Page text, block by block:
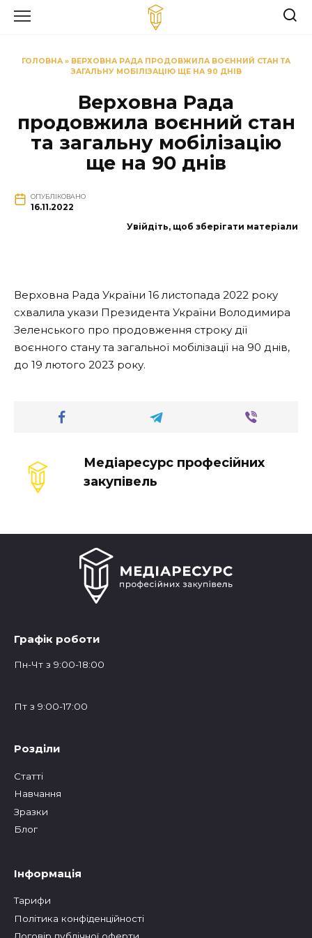
ГОЛОВНА» ВЕРХОВНА РАДА ПРОДОВЖИЛА ВОЄННИЙ СТАН ТА
ЗАГАЛЬНУ МОБІЛІЗАЦІЮ ЩЕ НА 90 ДНІВ
Верховна Рада
продовжила воєнний стан
та загальну мобілізацію
ще на 90 днів
ОПУБЛІКОВАНО
16.11.2022
Увійдіть, щоб зберігати матеріали
Верховна Рада України 16 листопада 2022 року
схвалила укази Президента України Володимира
Зеленського про продовження строку дії
воєнного стану та загальної мобілізації на 90 днів,
до 19 лютого 2023 року.
Медіаресурс професійних
закупівель
Графік роботи
Пн-Чт з 9:00-18:00
Пт з 9:00-17:00
Розділи
Статтi
Навчання
Зразки
Блог
Інформація
Тарифи
Політика конфіденційності